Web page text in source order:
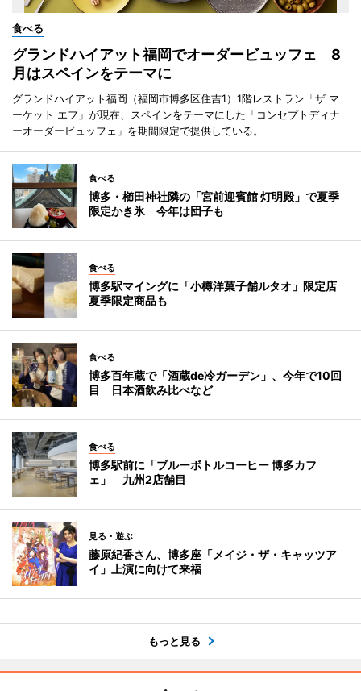
食べる
グランドハイアット福岡でオーダービュッフェ 8
月はスペインをテーマに
グランドハイアット福岡（福岡市博多区住吉1）1階レストラン「ザ マ
ーケット エフ」が現在、スペインをテーマにした「コンセプトディナ
ーオーダービュッフェ」を期間限定で提供している。
食べる
博多・櫛田神社隣の「宮前迎賓館 灯明殿」で夏季
限定かき氷 今年は団子も
食べる
博多駅マイングに「小樽洋菓子舗ルタオ」限定店
夏季限定商品も
食べる
博多百年蔵で「酒蔵de冷ガーデン」、今年で10回
目 日本酒飲み比べなど
食べる
博多駅前に「ブルーボトルコーヒー 博多カフ
ェ」 九州2店舗目
見る・遊ぶ
藤原紀香さん、博多座「メイジ・ザ・キャッツア
イ」上演に向けて来福
もっと見る